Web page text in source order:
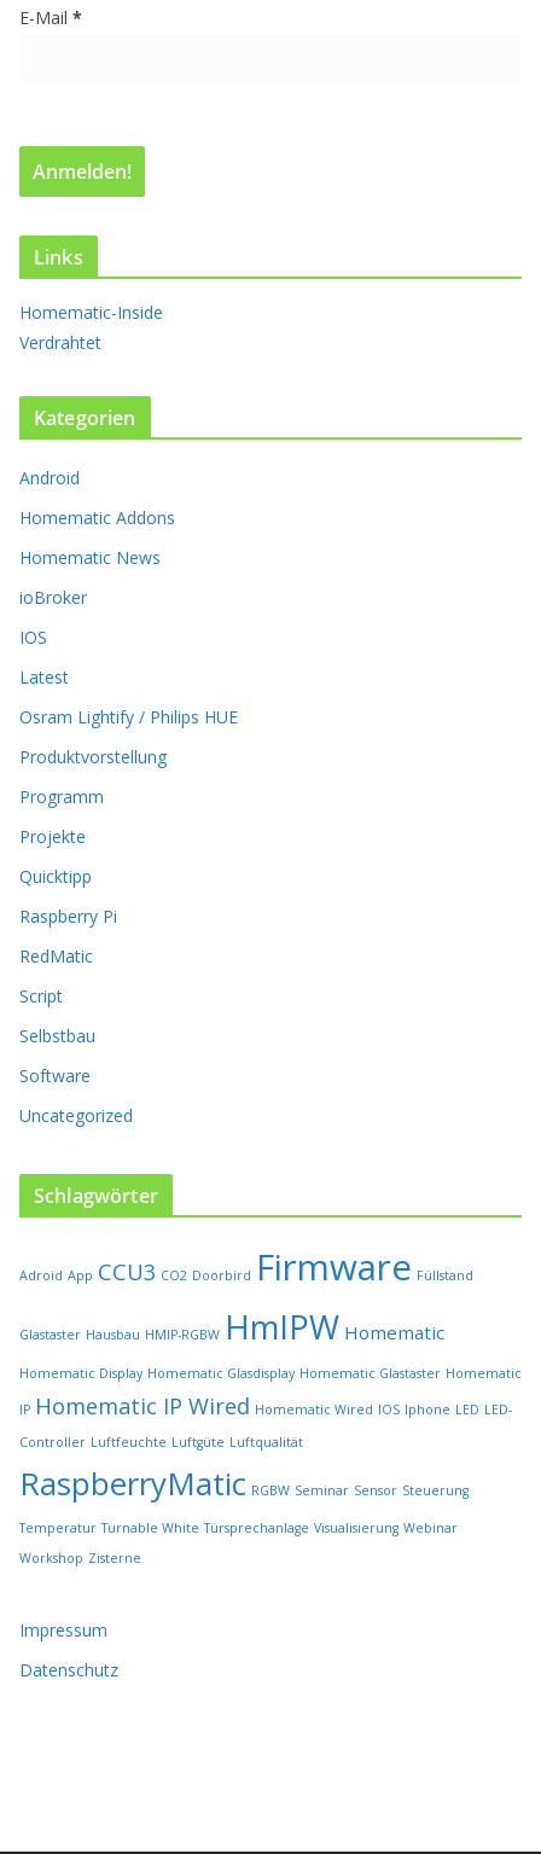
e
r
a
e
n
u
.
e
p
t
o
n
n
k
n
e
n
u
f
e
r
r
d
u
e
t
e
w
h
l
t
w
e
d
n
E-Mail *
Links
Homematic-Inside
Verdrahtet
Kategorien
Android
Homematic Addons
Homematic News
ioBroker
IOS
Latest
Osram Lightify / Philips HUE
Produktvorstellung
Programm
Projekte
Quicktipp
Raspberry Pi
RedMatic
Script
Selbstbau
Software
Uncategorized
Schlagwörter
Adroid App CCU3 CO2 Doorbird Firmware Füllstand
Glastaster Hausbau HMIP-RGBW HmIPW Homematic
Homematic Display Homematic Glasdisplay Homematic Glastaster Homematic
IP Homematic IP Wired Homematic Wired IOS Iphone LED LED-
Controller Luftfeuchte Luftgüte Luftqualität
RaspberryMatic RGBW Seminar Sensor Steuerung
Temperatur Turnable White Türsprechanlage Visualisierung Webinar
Workshop Zisterne
Impressum
Datenschutz